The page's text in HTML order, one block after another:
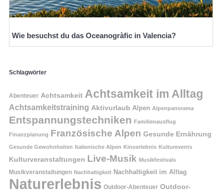
Wie besuchst du das Oceanogràfic in Valencia?
Schlagwörter
Abenteuer Achtsamkeit Achtsamkeit im Alltag
Achtsamkeitstraining Aktivurlaub Alpen Alpenpanorama
Entspannungstechniken Familienausflug
Finanzplanung Französische Alpen Gesunde Ernährung
Gesunde Gewohnheiten Italienische Alpen Kinoerlebnis Kulturevents
Kulturveranstaltungen Live-Musik Musikfestivals
Musikveranstaltungen Nachhaltigkeit Nachhaltigkeit im Alltag
Naturerlebnis Outdoor-Abenteuer Outdoor-